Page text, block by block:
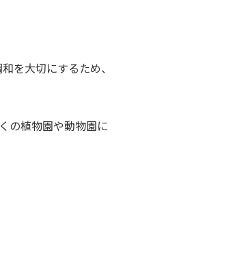
を大切にするため、
の植物園や動物園に